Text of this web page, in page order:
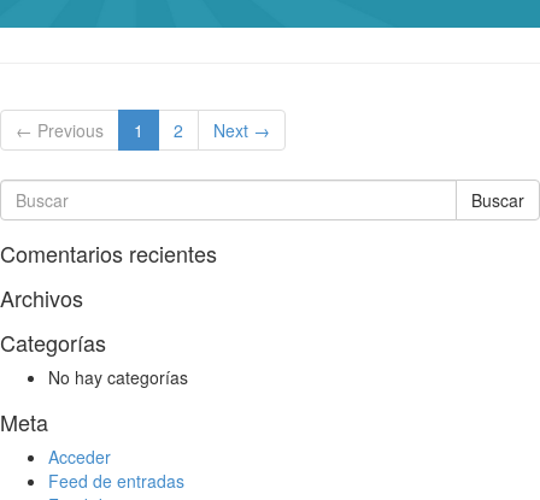
← Previous 1 2 Next →
Buscar
Comentarios recientes
Archivos
Categorías
No hay categorías
Meta
Acceder
Feed de entradas